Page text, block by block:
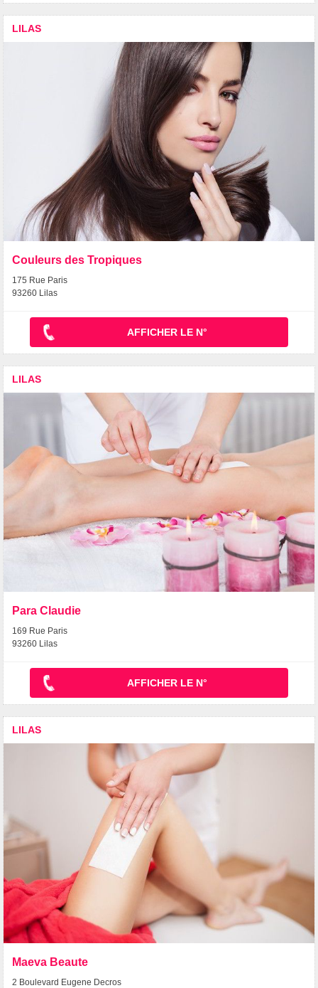
LILAS
Couleurs des Tropiques
175 Rue Paris
93260 Lilas
AFFICHER LE N°
LILAS
Para Claudie
169 Rue Paris
93260 Lilas
AFFICHER LE N°
LILAS
Maeva Beaute
2 Boulevard Eugene Decros